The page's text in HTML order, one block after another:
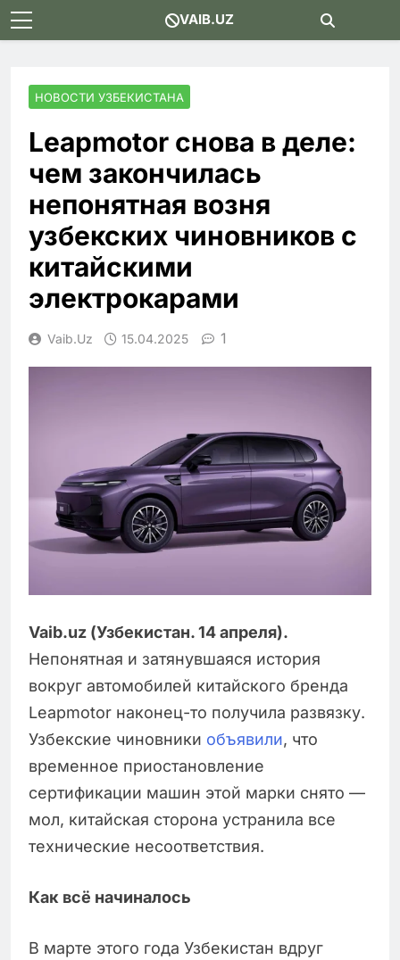
Skip
to
VAIB.UZ
НОВОСТИ УЗБЕКИСТАНА
Leapmotor снова в деле:
чем закончилась
непонятная возня
узбекских чиновников с
китайскими
электрокарами
Vaib.uz 15.04.2025 1
Vaib.uz (Узбекистан. 14 апреля).
Непонятная и затянувшаяся история
вокруг автомобилей китайского бренда
Leapmotor наконец-то получила развязку.
Узбекские чиновники объявили, что
временное приостановление
сертификации машин этой марки снято —
мол, китайская сторона устранила все
технические несоответствия.
Как всё начиналось
В марте этого года Узбекистан вдруг